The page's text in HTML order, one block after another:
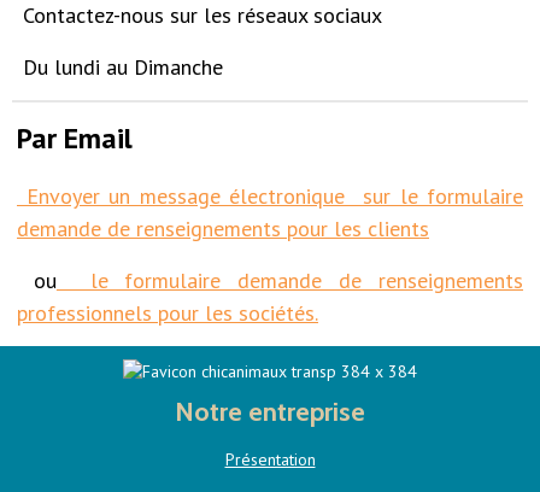
Contactez-nous sur les réseaux sociaux
Du lundi au Dimanche
Par Email
Envoyer un message électronique sur le formulaire
demande de renseignements pour les clients
ou le formulaire demande de renseignements
professionnels pour les sociétés.
Notre entreprise
Présentation